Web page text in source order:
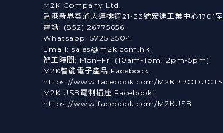
M2K Company Ltd.
香港新界葵涌大連排道21-33號宏達工業中心1701室
電話: (852) 26775656
Whatsapp: 5725 2504
Email: sales@m2k.com.hk
辨工時間: Mon–Fri (10am-1pm, 2pm-5pm)
M2K智能電子產品 Facebook:
https://www.facebook.com/M2KPRODUCTS
M2K USB電制插座 Facebook:
https://www.facebook.com/M2KUSB